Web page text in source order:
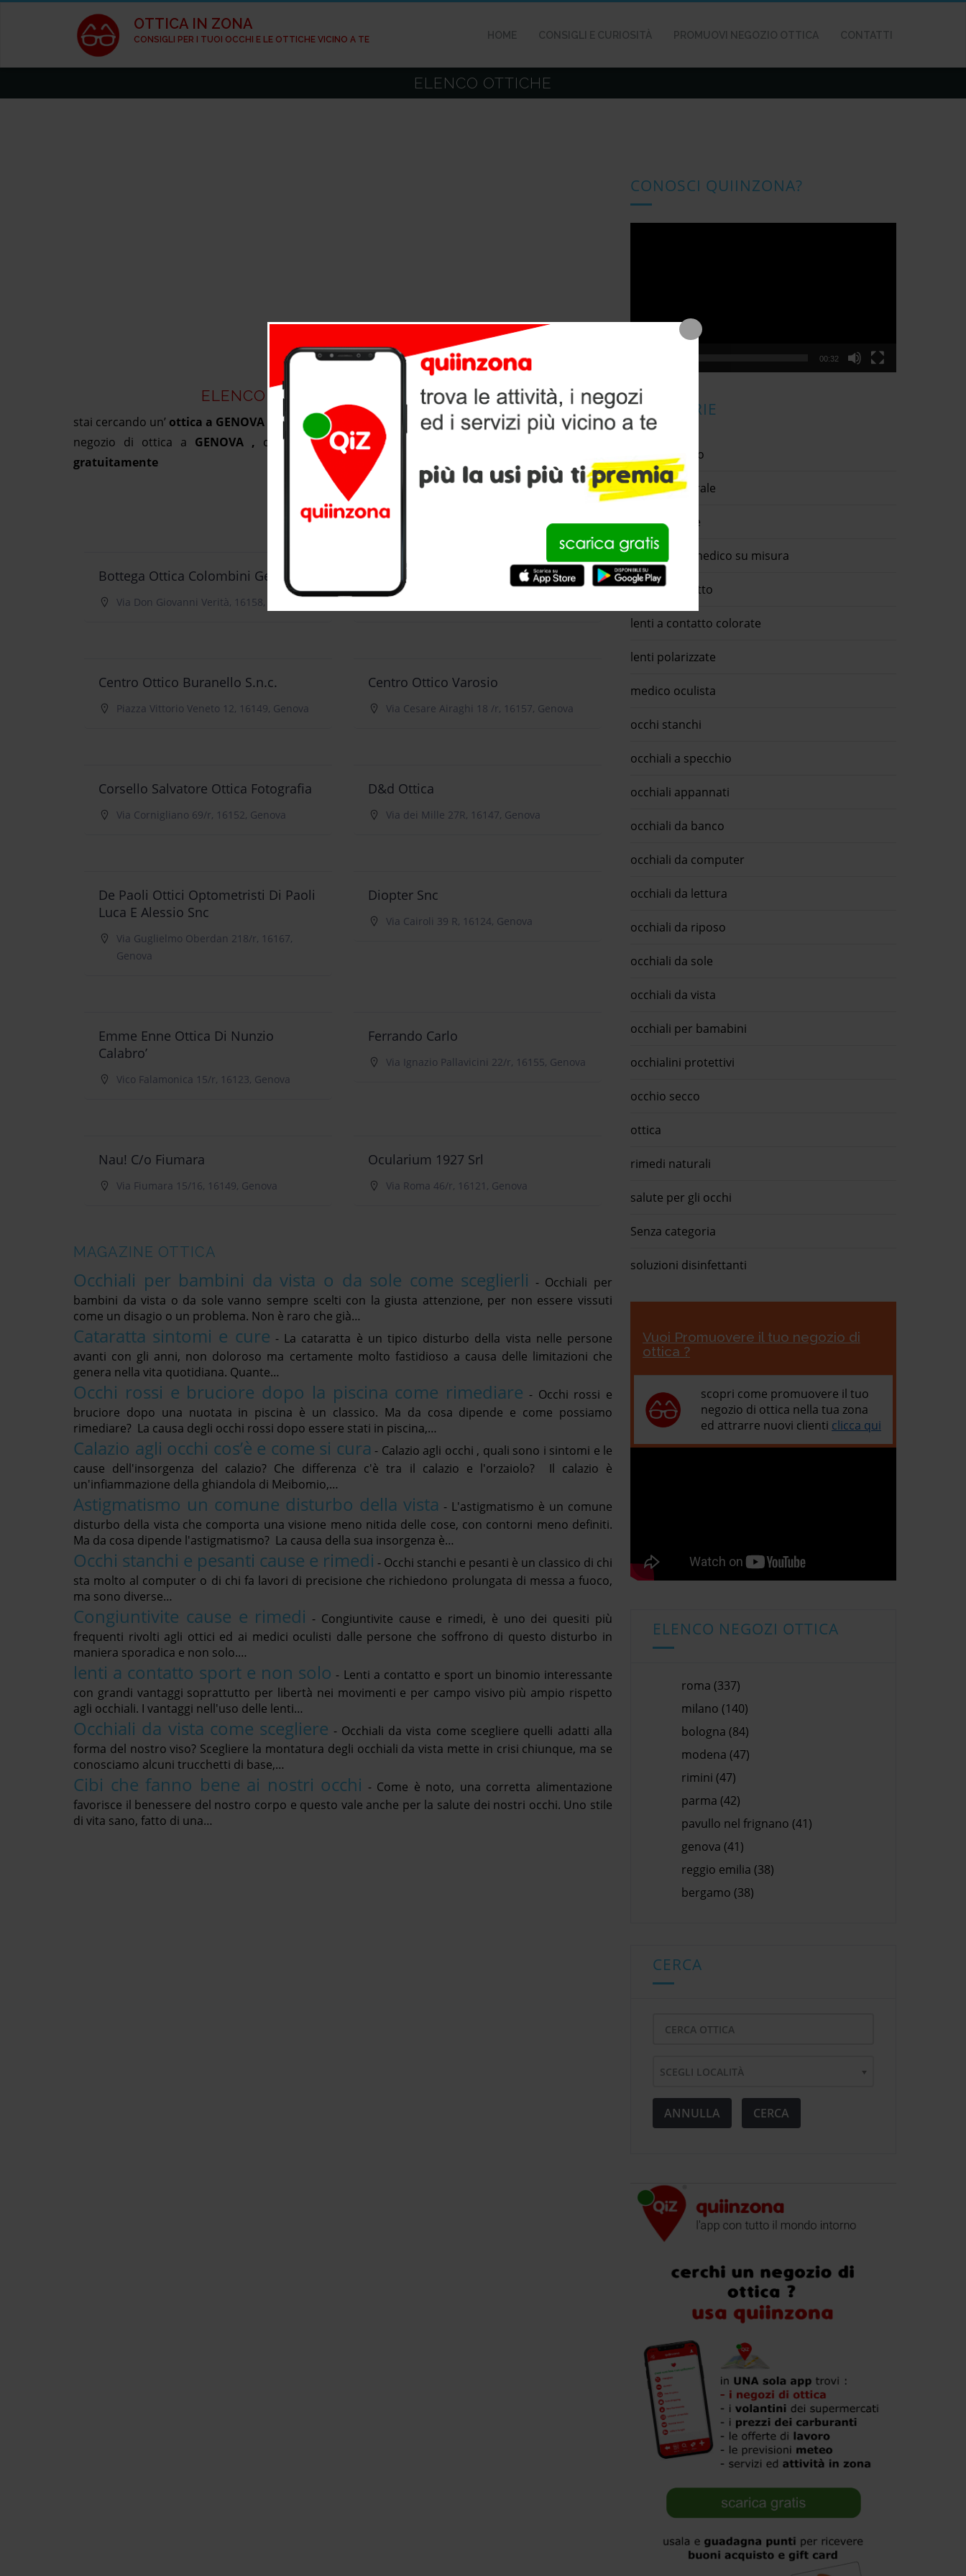
OTTICA IN ZONA
CONSIGLI PER I TUOI OCCHI E LE OTTICHE VICINO A TE HOME CONSIGLI E CURIOSITÀ PROMUOVI NEGOZIO OTTICA CONTATTI
ELENCO OTTICHE
ELENCO NEGOZI DI OTTICA GENOVA
stai cercando un’ ottica a GENOVA ?
, consulta l’elenco presente in otticainzona.it, se invece hai un
negozio di ottica a GENOVA , controlla se è già presente, in caso contrario aggiungilo
gratuitamente
AGGIUNGI OTTICA
Bottega Ottica Colombini Genova
Via Don Giovanni Verità, 16158, Genova
Centro Ottico Bottino
Via Sestri 213, 16154, Genova
Centro Ottico Buranello S.n.c.
Piazza Vittorio Veneto 12, 16149, Genova
Centro Ottico Varosio
Via Cesare Airaghi 18 /r, 16157, Genova
Corsello Salvatore Ottica Fotografia
Via Cornigliano 69/r, 16152, Genova
D&d Ottica
Via dei Mille 27R, 16147, Genova
De Paoli Ottici Optometristi Di Paoli
Luca E Alessio Snc
Via Guglielmo Oberdan 218/r, 16167,
Genova
Diopter Snc
Via Cairoli 39 R, 16124, Genova
Emme Enne Ottica Di Nunzio
Calabro’
Vico Falamonica 15/r, 16123, Genova
Ferrando Carlo
Via Ignazio Pallavicini 22/r, 16155, Genova
Nau! C/o Fiumara
Via Fiumara 15/16, 16149, Genova
Ocularium 1927 Srl
Via Roma 46/r, 16121, Genova
MAGAZINE OTTICA
Occhiali per bambini da vista o da sole come sceglierli - Occhiali per
bambini da vista o da sole vanno sempre scelti con la giusta attenzione, per non essere vissuti
come un disagio o un problema. Non è raro che già…
Cataratta sintomi e cure - La cataratta è un tipico disturbo della vista nelle persone
avanti con gli anni, non doloroso ma certamente molto fastidioso a causa delle limitazioni che
genera nella vita quotidiana. Quante…
Occhi rossi e bruciore dopo la piscina come rimediare - Occhi rossi e
bruciore dopo una nuotata in piscina è un classico. Ma da cosa dipende e come possiamo
rimediare? La causa degli occhi rossi dopo essere stati in piscina,…
Calazio agli occhi cos’è e come si cura - Calazio agli occhi , quali sono i sintomi e le
cause dell'insorgenza del calazio? Che differenza c'è tra il calazio e l'orzaiolo? Il calazio è
un'infiammazione della ghiandola di Meibomio,…
Astigmatismo un comune disturbo della vista - L'astigmatismo è un comune
disturbo della vista che comporta una visione meno nitida delle cose, con contorni meno definiti.
Ma da cosa dipende l'astigmatismo? La causa della sua insorgenza è…
Occhi stanchi e pesanti cause e rimedi - Occhi stanchi e pesanti è un classico di chi
sta molto al computer o di chi fa lavori di precisione che richiedono prolungata di messa a fuoco,
ma sono diverse…
Congiuntivite cause e rimedi - Congiuntivite cause e rimedi, è uno dei quesiti più
frequenti rivolti agli ottici ed ai medici oculisti dalle persone che soffrono di questo disturbo in
maniera sporadica e non solo.…
lenti a contatto sport e non solo - Lenti a contatto e sport un binomio interessante
con grandi vantaggi soprattutto per libertà nei movimenti e per campo visivo più ampio rispetto
agli occhiali. I vantaggi nell'uso delle lenti…
Occhiali da vista come scegliere - Occhiali da vista come scegliere quelli adatti alla
forma del nostro viso? Scegliere la montatura degli occhiali da vista mette in crisi chiunque, ma se
conosciamo alcuni trucchetti di base,…
Cibi che fanno bene ai nostri occhi - Come è noto, una corretta alimentazione
favorisce il benessere del nostro corpo e questo vale anche per la salute dei nostri occhi. Uno stile
di vita sano, fatto di una…
CONOSCI QUIINZONA?
00:32
CATEGORIE
astigmatismo
collirio naturale
congiuntivite
dispositivo medico su misura
lenti a contatto
lenti a contatto colorate
lenti polarizzate
medico oculista
occhi stanchi
occhiali a specchio
occhiali appannati
occhiali da banco
occhiali da computer
occhiali da lettura
occhiali da riposo
occhiali da sole
occhiali da vista
occhiali per bamabini
occhialini protettivi
occhio secco
ottica
rimedi naturali
salute per gli occhi
Senza categoria
soluzioni disinfettanti
Vuoi Promuovere il tuo negozio di
ottica ?
scopri come promuovere il tuo
negozio di ottica nella tua zona
ed attrarre nuovi clienti clicca qui
ELENCO NEGOZI OTTICA
roma (337)
milano (140)
bologna (84)
modena (47)
rimini (47)
parma (42)
pavullo nel frignano (41)
genova (41)
reggio emilia (38)
bergamo (38)
CERCA
SCEGLI LOCALITÀ
ANNULLA CERCA